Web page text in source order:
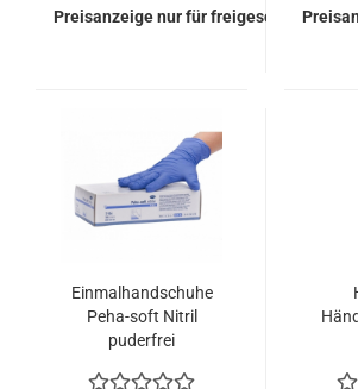
Preisanzeige nur für freigeschaltete
Einmalhandschuhe
Peha-soft Nitril
puderfrei